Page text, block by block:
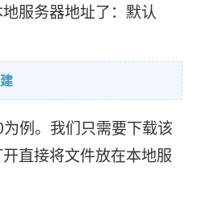
服务器地址了：默认
例。我们只需要下载该
直接将文件放在本地服